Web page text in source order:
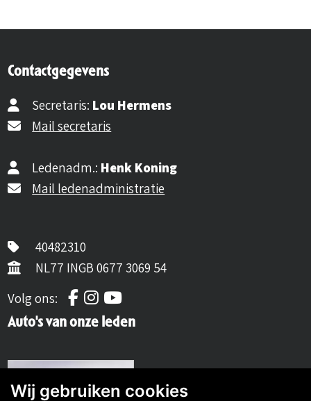
Contactgegevens
Secretaris: Lou Hermens
Mail secretaris
Ledenadm.: Henk Koning
Mail ledenadministratie
40482310
NL77 INGB 0677 3069 54
Volg ons:
Volg ons op Facebook
Volg ons op Instagram
Volg ons op YouTube
Auto's van onze leden
Wij gebruiken cookies